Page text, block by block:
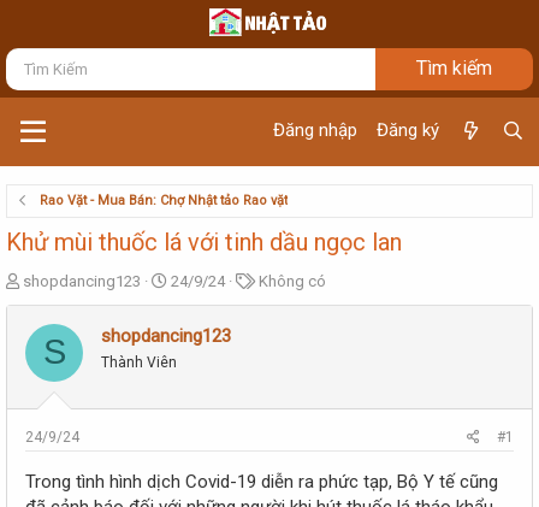
Đăng nhập Đăng ký
Rao Vặt - Mua Bán: Chợ Nhật tảo Rao vặt
Khử mùi thuốc lá với tinh dầu ngọc lan
T
h
e
a
s
r
shopdancing123
N
g
y
g
i
24/9/24
T
ừ
Không có
S shopdancing123
Thành Viên
24/9/24 #1
Trong tình hình dịch Covid-19 diễn ra phức tạp, Bộ Y tế cũng